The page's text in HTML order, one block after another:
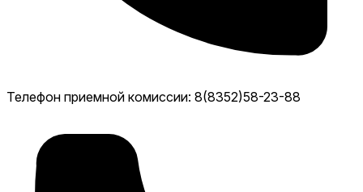
Телефон приемной комиссии: 8(8352)58-23-88